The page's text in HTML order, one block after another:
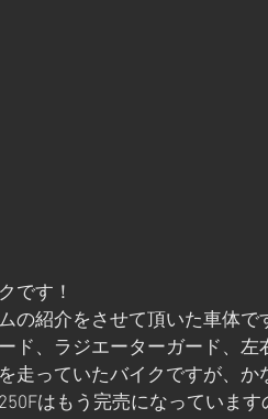
です！
の紹介をさせて頂いた車体で
ド、ラジエーターガード、
走っていたバイクですが、か
はもう完売になっていま